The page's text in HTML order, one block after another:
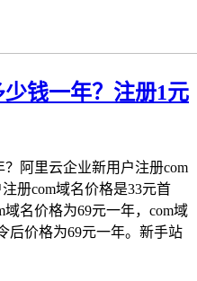
钱一年？注册1元
？阿里云企业新用户注册com
册com域名价格是33元首
名价格为69元一年，com域
后价格为69元一年。新手站